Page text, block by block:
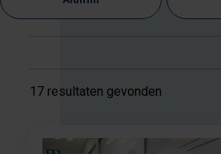
17 resultaten gevonden